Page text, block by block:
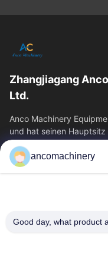
Zhangjiagang
Ltd.
Anco Machinery
und hat seinen
Provinz Jiangsu. Es ist
Schnelllinks
Fabrik Tour
ancomachinery
Good day, what product